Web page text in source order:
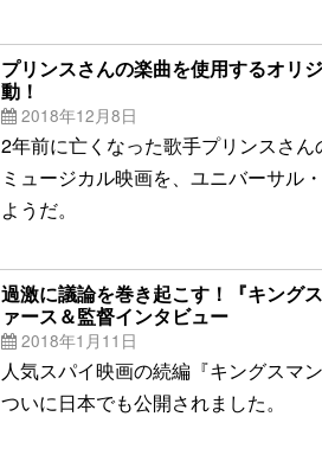
プリンスさんの楽曲を使用するオリ
動！
2018年12月8日
2年前に亡くなった歌手プリンスさん
ミュージカル映画を、ユニバーサル
ようだ。
過激に議論を巻き起こす！『キング
ァース＆監督インタビュー
2018年1月11日
人気スパイ映画の続編『キングスマ
ついに日本でも公開されました。